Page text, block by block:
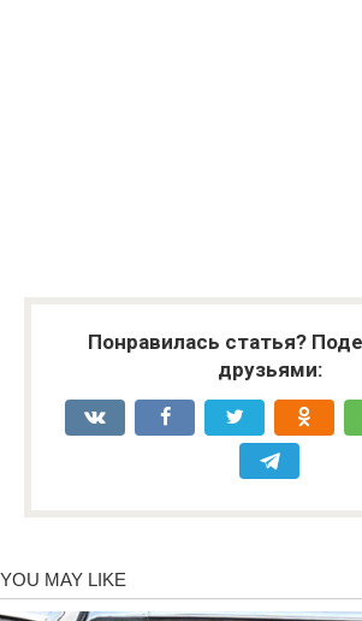
Понравилась статья?
друзьями: